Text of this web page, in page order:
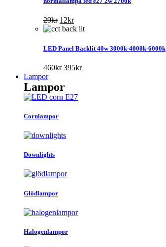
29kr Det
ursprungliga
var:
12krDet
nuvarande
är:
LED Panel Backlit 40w 3000k-4000k-6000k
460kr Det
priset
var:
460kr.
395krDet
Lampor
Lampor
Cornlampor
Downlights
Glödlampor
Halogenlampor